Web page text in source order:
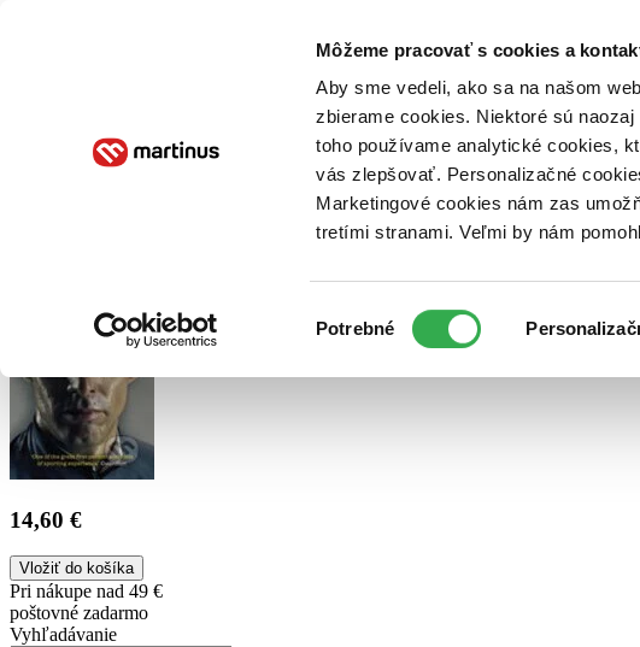
Môžeme pracovať s cookies a
Aby sme vedeli, ako sa na našom
zbierame cookies. Niektoré sú
toho používame analytické cookies,
vás zlepšovať. Personalizačné
Marketingové cookies nám zas
tretími stranami. Veľmi by nám
súhlasu
Potrebné
Poukážky Kontakt
14,60 €
Vložiť do košíka
Pri nákupe nad 49 €
poštovné zadarmo
Vyhľadávanie